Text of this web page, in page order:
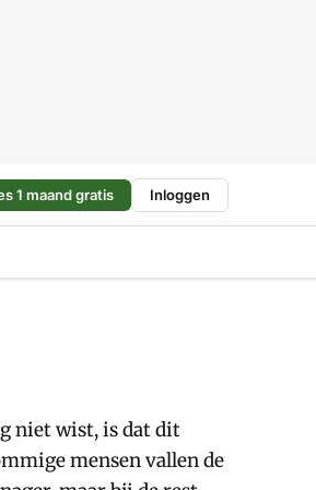
1 maand gratis Inloggen
niet wist, is dat dit
mensen vallen de